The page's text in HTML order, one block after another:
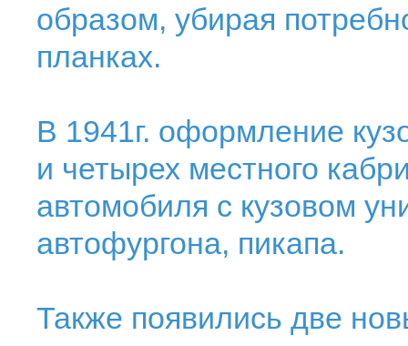
образом, убирая
планках.
В 1941г. оформление
и четырех местного
автомобиля с кузовом
автофургона, пикапа.
Также появились две